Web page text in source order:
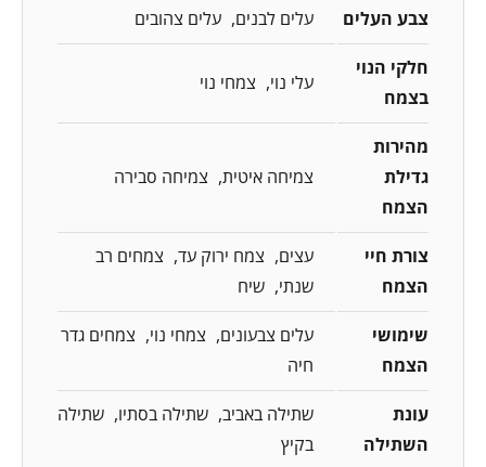
צבע העלים עלים לבנים עלים צהובים
חלקי הנוי
בצמח
עלי נוי צמחי נוי
מהירות
גדילת
הצמח
צמיחה איטית צמיחה סבירה
צורת חיי
הצמח
עצים צמח ירוק עד
צמחים רב
שנתי
שיח
שימושי
הצמח
עלים צבעונים צמחי נוי
צמחים גדר
חיה
עונת
השתילה
שתילה באביב שתילה בסתיו
שתילה
בקיץ